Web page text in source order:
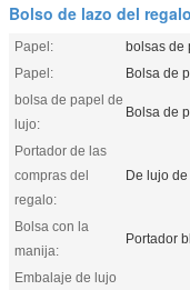
Bolso de lazo del
Papel:
bolsas de
Papel:
Bolsa de
bolsa de papel de
lujo:
Bolsa de
Portador de las
compras del
regalo:
De lujo
Bolsa con la
manija:
Portador
Embalaje de lujo